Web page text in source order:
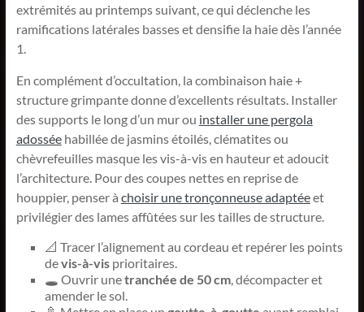
extrémités au printemps suivant, ce qui déclenche les
ramifications latérales basses et densifie la haie dès l’année
1.
En complément d’occultation, la combinaison haie +
structure grimpante donne d’excellents résultats. Installer
des supports le long d’un mur ou installer une pergola
adosséehabillée de jasmins étoilés, clématites ou
chèvrefeuilles masque les vis-à-vis en hauteur et adoucit
l’architecture. Pour des coupes nettes en reprise de
houppier, penser à choisir une tronçonneuse adaptéeet
privilégier des lames affûtées sur les tailles de structure.
📐 Tracer l’alignement au cordeau et repérer les points
devis-à-visprioritaires.
🕳️ Ouvrir unetranchée de 50 cm, décompacter et
amender le sol.